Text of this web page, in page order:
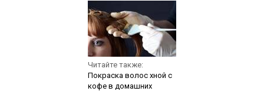
Читайте также:
Покраска волос хной с
кофе в домашних